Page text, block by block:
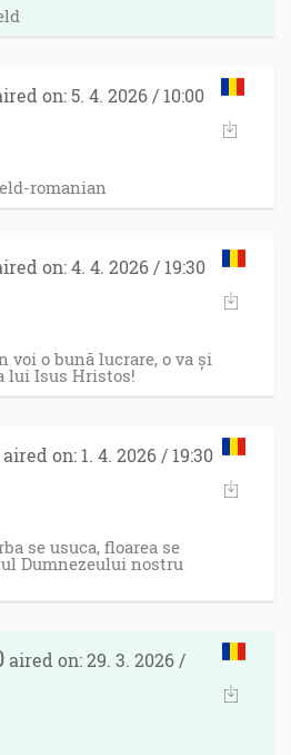
on: 5. 4. 2026 / 10:00
romanian
on: 4. 4. 2026 / 19:30
voi o bună lucrare, o va și
lui Isus Hristos!
aired on: 1. 4. 2026 / 19:30
se usuca, floarea se
Dumnezeului nostru
aired on: 29. 3. 2026 /